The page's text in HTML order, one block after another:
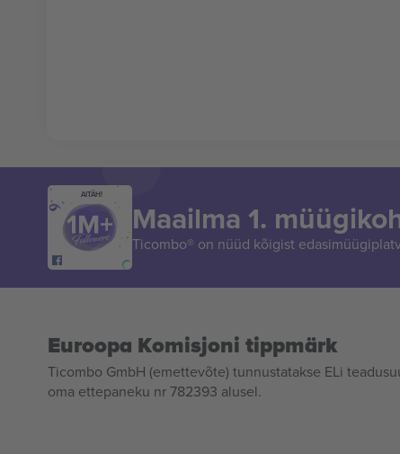
AITÄH!
Maailma 1.
Ticombo® on nüüd kõigist
Euroopa Komisjoni tippmärk
Ticombo GmbH (emettevõte) tunnustatakse ELi
oma ettepaneku nr 782393 alusel.